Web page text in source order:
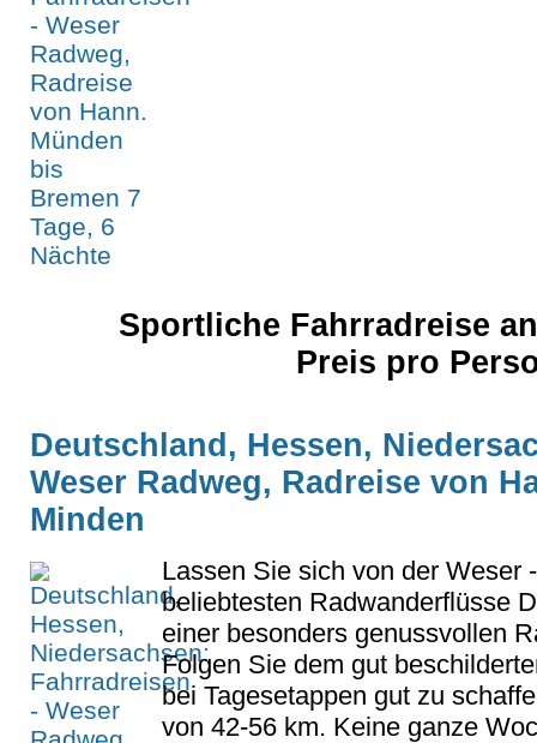
Sportliche Fahrradreise
Preis pro
Deutschland, Hessen,
Weser Radweg, Radreise von
Minden
Lassen Sie sich von der Weser
beliebtesten Radwanderflüsse
einer besonders genussvollen
Folgen Sie dem gut
bei Tagesetappen gut zu
von 42-56 km. Keine ganze